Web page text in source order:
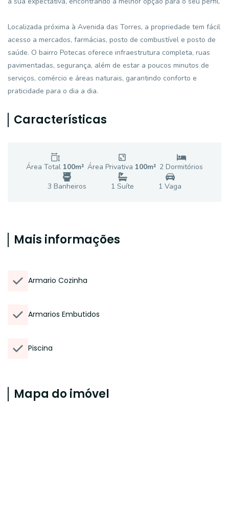
Localizada próxima à Avenida das Torres, a propriedade tem fácil
acesso a mercados, farmácias, posto de combustível e posto de
saúde. O bairro Potecas oferece infraestrutura completa, ruas
pavimentadas, segurança, além de estar a poucos minutos de
serviços, comércio e áreas naturais, garantindo conforto e
praticidade para o dia a dia.
Características
Área Total 100m² Área Privativa 100m² 2 Dormitórios
3 Banheiros 1 Suíte 1 Vaga
Mais informações
Armario Cozinha
Armarios Embutidos
Piscina
Mapa do imóvel